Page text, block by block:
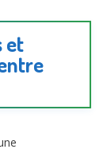
et